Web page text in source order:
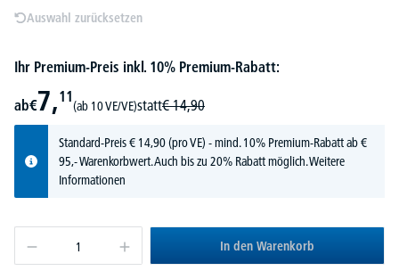
Auswahl zurücksetzen
Ihr Premium-Preis inkl. 10% Premium-Rabatt:
ab€7,11
(ab 10 VE/VE)statt€ 14,90
Standard-Preis€ 14,90(pro VE) - mind. 10% Premium-Rabatt ab €
95,- Warenkorbwert. Auch bis zu 20% Rabatt möglich.Weitere
Informationen
In den Warenkorb